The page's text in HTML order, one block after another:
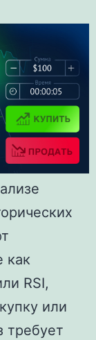
как
RSI,
или
требует